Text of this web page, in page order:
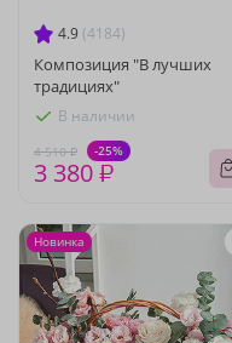
4.9 (4184)
Композиция "В лучших
традициях"
В наличии
4 510 ₽ -25%
3 380 ₽
Новинка